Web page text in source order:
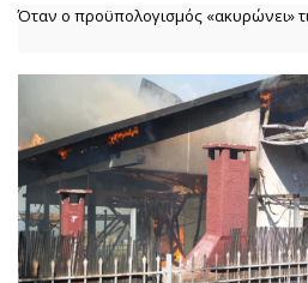
Όταν ο προϋπολογισμός «ακυρώνει»